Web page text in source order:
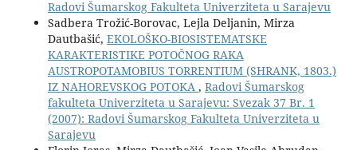
Radovi Šumarskog Fakulteta Univerziteta u Sarajevu
Sadbera Trožić-Borovac, Lejla Deljanin, Mirza
Dautbašić, EKOLOŠKO-BIOSISTEMATSKE
KARAKTERISTIKE POTOČNOG RAKA
AUSTROPOTAMOBIUS TORRENTIUM (SHRANK, 1803.)
IZ NAHOREVSKOG POTOKA , Radovi Šumarskog
fakulteta Univerziteta u Sarajevu: Svezak 37 Br. 1
(2007): Radovi Šumarskog Fakulteta Univerziteta u
Sarajevu